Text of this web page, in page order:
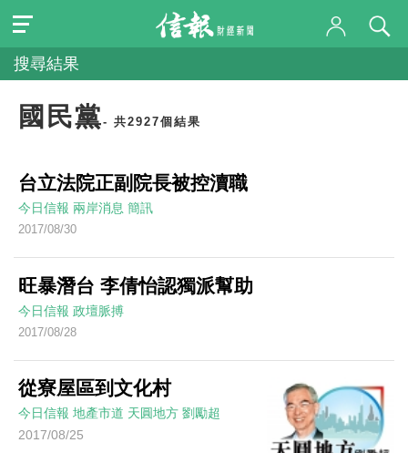
搜尋結果
國民黨- 共2927個結果
台立法院正副院長被控瀆職
今日信報 兩岸消息 簡訊
2017/08/30
旺暴潛台 李倩怡認獨派幫助
今日信報 政壇脈搏
2017/08/28
從寮屋區到文化村
今日信報 地產市道 天圓地方 劉勵超
2017/08/25